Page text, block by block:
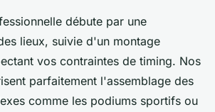
débute par une
lieux, suivie d'un montage
vos contraintes de timing. Nos
parfaitement l'assemblage des
comme les podiums sportifs ou